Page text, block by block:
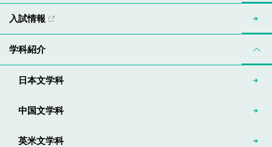
入試情報
学科紹介
日本文学科
中国文学科
英米文学科